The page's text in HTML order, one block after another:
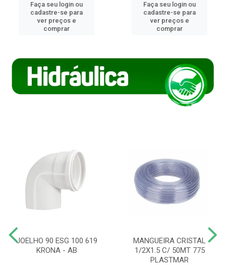
Faça seu login ou
cadastre-se para
ver preços e
comprar
Faça seu login ou
cadastre-se para
ver preços e
comprar
JOELHO 90 ESG 100 619
KRONA - AB
MANGUEIRA CRISTAL
1/2X1.5 C/ 50MT 775
PLASTMAR